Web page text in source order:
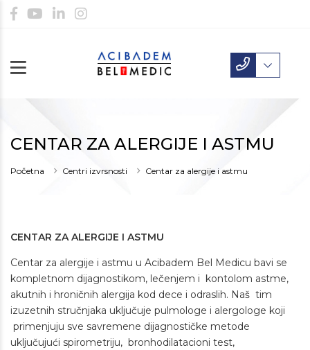
CENTAR ZA ALERGIJE I ASTMU
Početna Centri izvrsnosti Centar za alergije i astmu
CENTAR ZA ALERGIJE I ASTMU
Centar za alergije i astmu u Acibadem Bel Medicu bavi se
kompletnom dijagnostikom, lečenjem i kontolom astme,
akutnih i hroničnih alergija kod dece i odraslih. Naš tim
izuzetnih stručnjaka uključuje pulmologe i alergologe koji
primenjuju sve savremene dijagnostičke metode
uključujući spirometriju, bronhodilatacioni test,